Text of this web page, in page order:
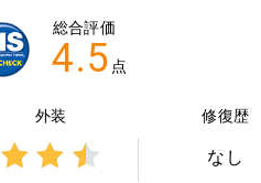
総合評価
4.5 点
外装 修復歴
なし